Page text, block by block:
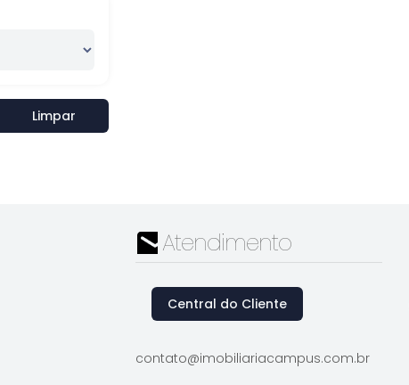
Limpar
Atendimento
Central do Cliente
contato@imobiliariacampus.com.br